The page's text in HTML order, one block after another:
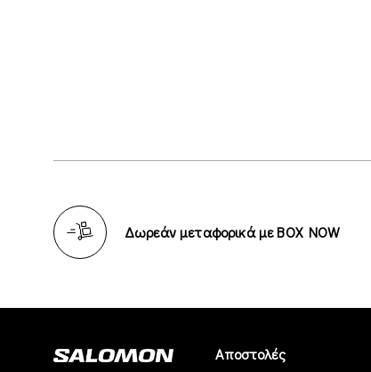
Δωρεάν μεταφορικά με BOX NOW
Αποστολές